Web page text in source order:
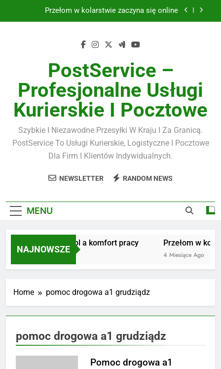
Przełom w kolarstwie zaczyna się online
Masujmnie.pl a komfort pracy
Przełom w kolarstwie zaczyna się online
Biżuteria srebrna
Kawa premium
PostService –
Profesjonalne Usługi
Kurierskie I Pocztowe
Szybkie I Niezawodne Przesyłki W Kraju I Za Granicą.
PostService To Usługi Kurierskie, Logistyczne I Pocztowe
Dla Firm I Klientów Indywidualnych.
NEWSLETTER RANDOM NEWS
MENU
NAJNOWSZE
Masujmnie.pl a komfort pracy
3 Miesiące Ago
Przełom w
4 Miesiące Ago
Home pomoc drogowa a1 grudziądz
pomoc drogowa a1 grudziądz
Pomoc drogowa a1